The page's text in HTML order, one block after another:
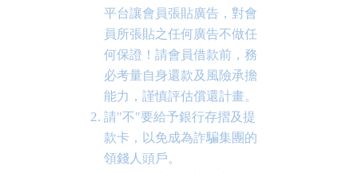
平台讓會員張貼廣告，對會
員所張貼之任何廣告不做任
何保證！請會員借款前，務
必考量自身還款及風險承擔
能力，謹慎評估償還計畫。
請"不"要給予銀行存摺及提
款卡，以免成為詐騙集團的
領錢人頭戶。